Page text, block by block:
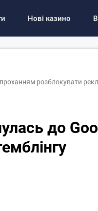
Нові казино
розблокувати
до